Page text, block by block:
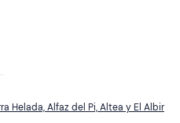
Helada, Alfaz del Pi, Altea y El Albir